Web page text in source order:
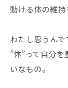
動ける体の維
わたし思うんで
”体”って自分
いなもの。